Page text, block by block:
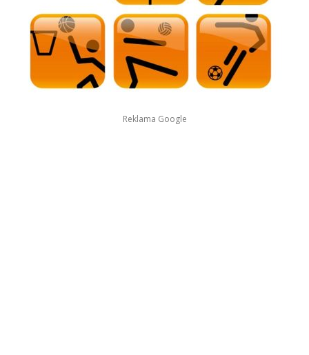
Reklama Google